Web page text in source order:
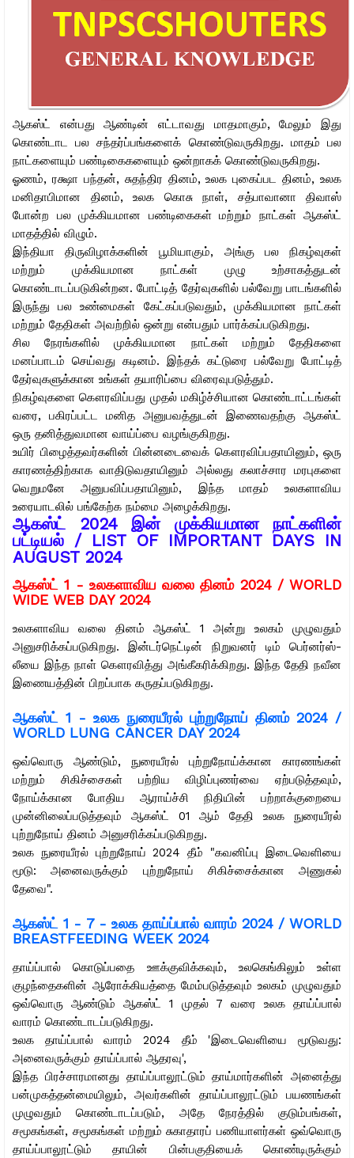
ஆகஸ்ட் என்பது ஆண்டின் எட்டாவது மாதமாகும், மேலும் இது
கொண்டாட பல சந்தர்ப்பங்களைக் கொண்டுவருகிறது. மாதம் பல
நாட்களையும் பண்டிகைகளையும் ஒன்றாகக் கொண்டுவருகிறது.
ஓணம், ரக்ஷா பந்தன், சுதந்திர தினம், உலக புகைப்பட தினம், உலக
மனிதாபிமான தினம், உலக கொசு நாள், சத்பாவானா திவாஸ்
போன்ற பல முக்கியமான பண்டிகைகள் மற்றும் நாட்கள் ஆகஸ்ட்
மாதத்தில் விழும்.
இந்தியா திருவிழாக்களின் பூமியாகும், அங்கு பல நிகழ்வுகள்
மற்றும் முக்கியமான நாட்கள் முழு உற்சாகத்துடன்
கொண்டாடப்படுகின்றன. போட்டித் தேர்வுகளில் பல்வேறு பாடங்களில்
இருந்து பல உண்மைகள் கேட்கப்படுவதும், முக்கியமான நாட்கள்
மற்றும் தேதிகள் அவற்றில் ஒன்று என்பதும் பார்க்கப்படுகிறது.
சில நேரங்களில் முக்கியமான நாட்கள் மற்றும் தேதிகளை
மனப்பாடம் செய்வது கடினம். இந்தக் கட்டுரை பல்வேறு போட்டித்
தேர்வுகளுக்கான உங்கள் தயாரிப்பை விரைவுபடுத்தும்.
நிகழ்வுகளை கௌரவிப்பது முதல் மகிழ்ச்சியான கொண்டாட்டங்கள்
வரை, பகிரப்பட்ட மனித அனுபவத்துடன் இணைவதற்கு ஆகஸ்ட்
ஒரு தனித்துவமான வாய்ப்பை வழங்குகிறது.
உயிர் பிழைத்தவர்களின் பின்னடைவைக் கௌரவிப்பதாயினும், ஒரு
காரணத்திற்காக வாதிடுவதாயினும் அல்லது கலாச்சார மரபுகளை
வெறுமனே அனுபவிப்பதாயினும், இந்த மாதம் உலகளாவிய
உரையாடலில் பங்கேற்க நம்மை அழைக்கிறது.
ஆகஸ்ட் 2024 இன் முக்கியமான நாட்களின்
பட்டியல் / LIST OF IMPORTANT DAYS IN
AUGUST 2024
ஆகஸ்ட் 1 - உலகளாவிய வலை தினம் 2024 / WORLD
WIDE WEB DAY 2024
உலகளாவிய வலை தினம் ஆகஸ்ட் 1 அன்று உலகம் முழுவதும்
அனுசரிக்கப்படுகிறது. இன்டர்நெட்டின் நிறுவனர் டிம் பெர்னர்ஸ்-
லீயை இந்த நாள் கௌரவித்து அங்கீகரிக்கிறது. இந்த தேதி நவீன
இணையத்தின் பிறப்பாக கருதப்படுகிறது.
ஆகஸ்ட் 1 - உலக நுரையீரல் புற்றுநோய் தினம் 2024 /
WORLD LUNG CANCER DAY 2024
ஒவ்வொரு ஆண்டும், நுரையீரல் புற்றுநோய்க்கான காரணங்கள்
மற்றும் சிகிச்சைகள் பற்றிய விழிப்புணர்வை ஏற்படுத்தவும்,
நோய்க்கான போதிய ஆராய்ச்சி நிதியின் பற்றாக்குறையை
முன்னிலைப்படுத்தவும் ஆகஸ்ட் 01 ஆம் தேதி உலக நுரையீரல்
புற்றுநோய் தினம் அனுசரிக்கப்படுகிறது.
உலக நுரையீரல் புற்றுநோய் 2024 தீம் "கவனிப்பு இடைவெளியை
மூடு: அனைவருக்கும் புற்றுநோய் சிகிச்சைக்கான அணுகல்
தேவை".
ஆகஸ்ட் 1 - 7 - உலக தாய்ப்பால் வாரம் 2024 / WORLD
BREASTFEEDING WEEK 2024
தாய்ப்பால் கொடுப்பதை ஊக்குவிக்கவும், உலகெங்கிலும் உள்ள
குழந்தைகளின் ஆரோக்கியத்தை மேம்படுத்தவும் உலகம் முழுவதும்
ஒவ்வொரு ஆண்டும் ஆகஸ்ட் 1 முதல் 7 வரை உலக தாய்ப்பால்
வாரம் கொண்டாடப்படுகிறது.
உலக தாய்ப்பால் வாரம் 2024 தீம் 'இடைவெளியை மூடுவது:
அனைவருக்கும் தாய்ப்பால் ஆதரவு',
இந்த பிரச்சாரமானது தாய்ப்பாலூட்டும் தாய்மார்களின் அனைத்து
பன்முகத்தன்மையிலும், அவர்களின் தாய்ப்பாலூட்டும் பயணங்கள்
முழுவதும் கொண்டாடப்படும், அதே நேரத்தில் குடும்பங்கள்,
சமூகங்கள், சமூகங்கள் மற்றும் சுகாதாரப் பணியாளர்கள் ஒவ்வொரு
தாய்ப்பாலூட்டும் தாயின் பின்பகுதியைக் கொண்டிருக்கும்